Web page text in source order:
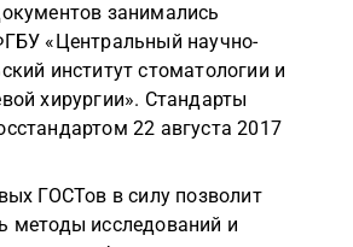
занимались
«Центральный научно-
институт стоматологии и
хирургии». Стандарты
22 августа 2017
ГОСТов в силу позволит
методы исследований и